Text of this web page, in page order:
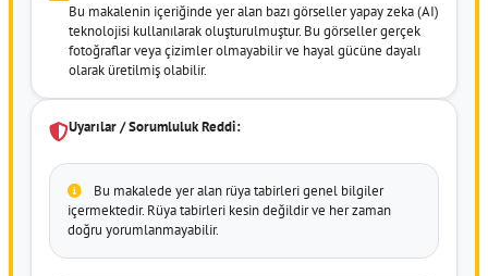
Bu makalenin içeriğinde yer alan bazı görseller yapay zeka (AI)
teknolojisi kullanılarak oluşturulmuştur. Bu görseller gerçek
fotoğraflar veya çizimler olmayabilir ve hayal gücüne dayalı
olarak üretilmiş olabilir.
Uyarılar / Sorumluluk Reddi:
Bu makalede yer alan rüya tabirleri genel bilgiler
içermektedir. Rüya tabirleri kesin değildir ve her zaman
doğru yorumlanmayabilir.